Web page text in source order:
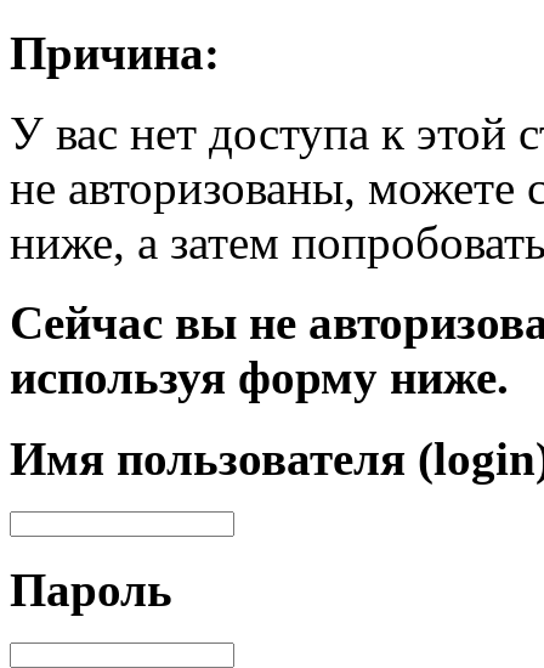
Причина:
У вас нет доступа к
не авторизованы, можете
ниже, а затем
Сейчас вы не
используя форму ниже.
Имя пользователя
Пароль